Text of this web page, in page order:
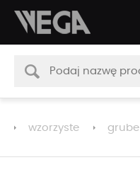
wzorzyste grube